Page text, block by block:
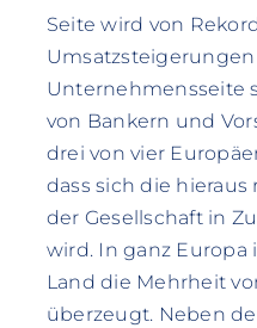
Seite wird von
Unternehmensseite
von Bankern und
drei von vier
dass sich die
der Gesellschaft in
wird. In ganz
Land die Mehrheit
überzeugt. Neben